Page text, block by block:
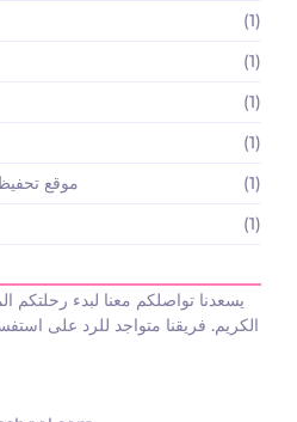
(1)
(1)
(1)
(1)
موقع
(1)
(1)
يسعدنا تواصلكم معنا لبدء رحلتكم
الكريم. فريقنا متواجد للرد على